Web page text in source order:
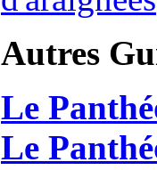
Autres
Le
Le